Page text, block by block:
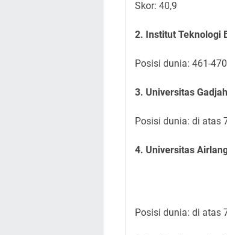
Skor: 40,9
2. Institut Teknologi
Posisi dunia: 461-470
3. Universitas
Posisi dunia: di atas
4. Universitas
Posisi dunia: di atas